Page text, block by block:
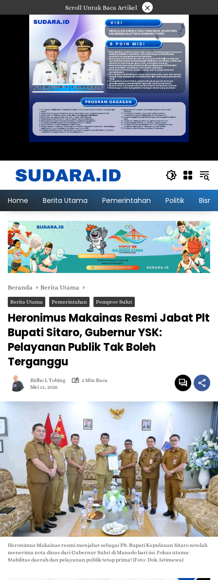
ke
Scroll Untuk Baca Artikel ×
Home Berita Utama Pemerintahan Politik
Beranda Berita Utama
Berita Utama Pemerintahan Pemprov Sulut
Heronimus Makainas Resmi Jabat Plt
Bupati Sitaro, Gubernur YSK:
Pelayanan Publik Tak Boleh
Terganggu
Ridho L Tobing
2 Min Baca
Mei 11, 2026
Heronimus Makainas resmi menjabat sebagai Plt. Bupati Kepulauan Sitaro setelah
menerima nota dinas dari Gubernur Sulut di Manado hari ini. Fokus utama:
Stabilitas daerah dan pelayanan publik tetap prima! (Foto: Dok. Istimewa)